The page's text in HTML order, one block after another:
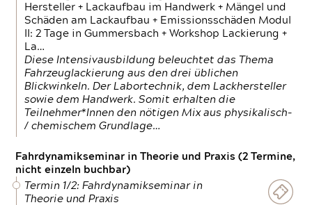
Hersteller + Lackaufbau im Handwerk + Mängel und
Schäden am Lackaufbau + Emissionsschäden Modul
II: 2 Tage in Gummersbach + Workshop Lackierung +
La…
Diese Intensivausbildung beleuchtet das Thema
Fahrzeuglackierung aus den drei üblichen
Blickwinkeln. Der Labortechnik, dem Lackhersteller
sowie dem Handwerk. Somit erhalten die
Teilnehmer*Innen den nötigen Mix aus physikalisch-
/ chemischem Grundlage…
Fahrdynamikseminar in Theorie und Praxis (2 Termine,
nicht einzeln buchbar)
Termin 1/2: Fahrdynamikseminar in
Theorie und Praxis